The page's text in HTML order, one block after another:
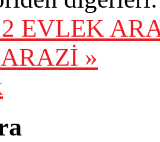
EVLEK
»